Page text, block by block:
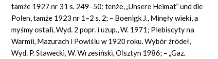
tamże 1927 nr 31 s. 249–50; tenże, „Unsere Heimat” und die
Polen, tamże 1923 nr 1–2 s. 2; – Boenigk J., Minęły wieki, a
myśmy ostali, Wyd. 2 popr. i uzup., W. 1971; Plebiscyty na
Warmii, Mazurach i Powiślu w 1920 roku. Wybór źródeł,
Wyd. P. Stawecki, W. Wrzesiński, Olsztyn 1986; – „Gaz.